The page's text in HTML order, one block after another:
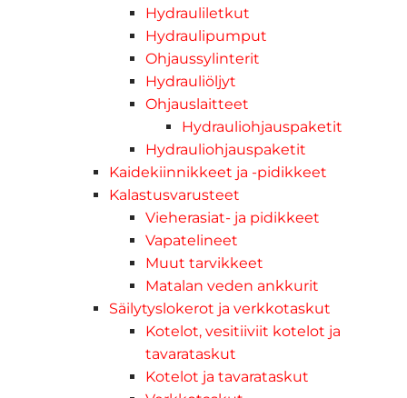
Hydrauliletkut
Hydraulipumput
Ohjaussylinterit
Hydrauliöljyt
Ohjauslaitteet
Hydrauliohjauspaketit
Hydrauliohjauspaketit
Kaidekiinnikkeet ja -pidikkeet
Kalastusvarusteet
Vieherasiat- ja pidikkeet
Vapatelineet
Muut tarvikkeet
Matalan veden ankkurit
Säilytyslokerot ja verkkotaskut
Kotelot, vesitiiviit kotelot ja
tavarataskut
Kotelot ja tavarataskut